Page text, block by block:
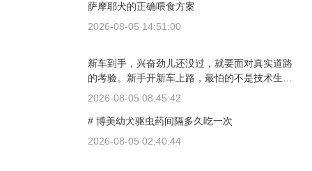
萨摩耶犬的正确喂食方案
2026-08-05 14:51:00
新车到手，兴奋劲儿还没过，就要面对真实道路
的考验。新手开新车上路，最怕的不是技术生
疏，而是对车况和路况的双重陌生。磨合期内，
不超过100公里，这不是老司机的保守，而是活
塞和气缸壁需要时间完成精细贴合。多数车型说
2026-08-05 08:45:42
# 博美幼犬驱虫药间隔多久吃一次
2026-08-05 02:40:44